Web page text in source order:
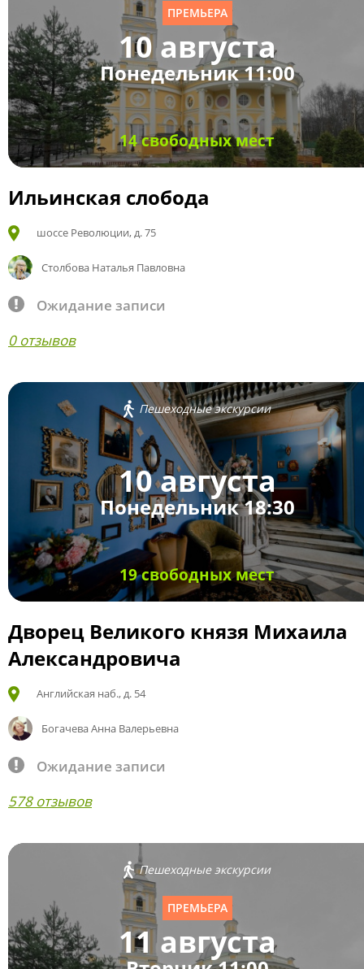
ПРЕМЬЕРА
10 августа
Понедельник 11:00
14 свободных мест
Ильинская слобода
шоссе Революции, д. 75
Столбова Наталья Павловна
Ожидание записи
0 отзывов
Пешеходные экскурсии
10 августа
Понедельник 18:30
19 свободных мест
Дворец Великого князя Михаила
Александровича
Английская наб., д. 54
Богачева Анна Валерьевна
Ожидание записи
578 отзывов
Пешеходные экскурсии
ПРЕМЬЕРА
11 августа